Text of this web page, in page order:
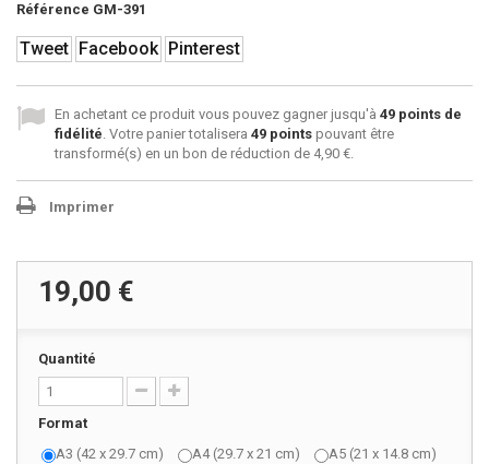
Référence GM-391
Tweet Facebook Pinterest
En achetant ce produit vous pouvez gagner jusqu'à 49 points de
fidélité. Votre panier totalisera 49 points pouvant être
transformé(s) en un bon de réduction de 4,90 €.
Imprimer
19,00 €
Quantité
Format
A3 (42 x 29.7 cm)
A4 (29.7 x 21 cm)
A5 (21 x 14.8 cm)